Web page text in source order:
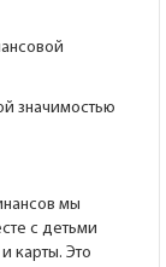
значимостью
мы
с детьми
карты. Это